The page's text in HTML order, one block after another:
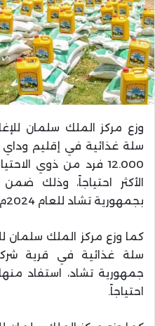
سلة غذائية في إقليم وداي
12.000 فرد من ذوي
الأكثر احتياجاً، وذلك
بجمهورية تشاد للعام 2024م
سلة غذائية في قرية
احتياجاً.